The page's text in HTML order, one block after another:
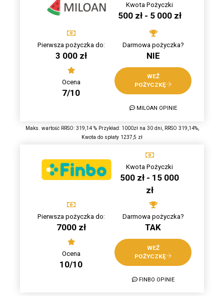
Kwota Pożyczki
500 zł - 5 000 zł
Pierwsza pożyczka do:
3 000 zł
Darmowa pożyczka?
NIE
Ocena
7/10
WEŹ
POŻYCZKĘ
MILOAN OPINIE
Maks. wartość RRSO: 319,14 % Przykład: 1000zł na 30 dni, RRSO 319,14%,
Kwota do spłaty 1237,5 zł
Kwota Pożyczki
500 zł - 15 000
zł
Pierwsza pożyczka do:
7000 zł
Darmowa pożyczka?
TAK
Ocena
10/10
WEŹ
POŻYCZKĘ
FINBO OPINIE